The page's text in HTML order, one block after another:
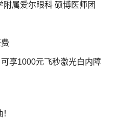
附属爱尔眼科 硕博医师团
享1000元飞秒激光白内障